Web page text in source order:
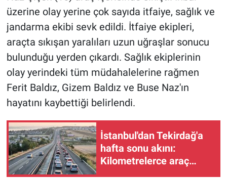
üzerine olay yerine çok sayıda itfaiye, sağlık ve
jandarma ekibi sevk edildi. İtfaiye ekipleri,
araçta sıkışan yaralıları uzun uğraşlar sonucu
bulunduğu yerden çıkardı. Sağlık ekiplerinin
olay yerindeki tüm müdahalelerine rağmen
Ferit Baldız, Gizem Baldız ve Buse Naz'ın
hayatını kaybettiği belirlendi.
İstanbul'dan Tekirdağ'a
hafta sonu akını:
Kilometrelerce araç